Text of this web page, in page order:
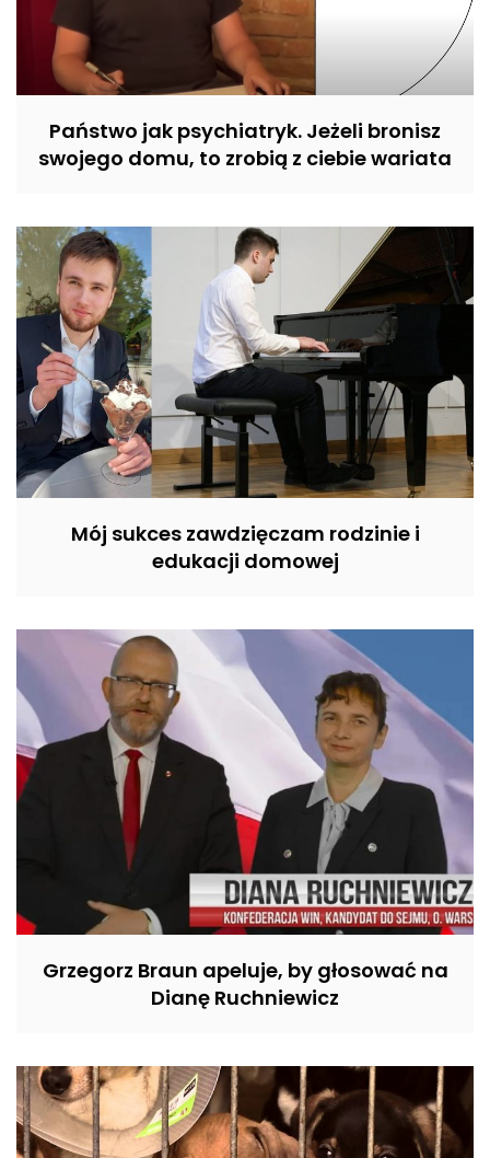
Państwo jak psychiatryk. Jeżeli bronisz
swojego domu, to zrobią z ciebie wariata
Mój sukces zawdzięczam rodzinie i
edukacji domowej
Grzegorz Braun apeluje, by głosować na
Dianę Ruchniewicz